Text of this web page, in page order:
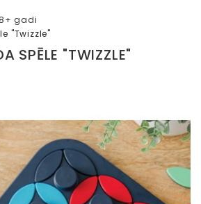
8+ gadi
"Twizzle"
SPĒLE "TWIZZLE"